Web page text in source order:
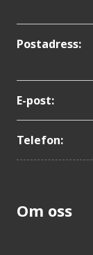
Postadress:
E-post:
Telefon:
Om oss